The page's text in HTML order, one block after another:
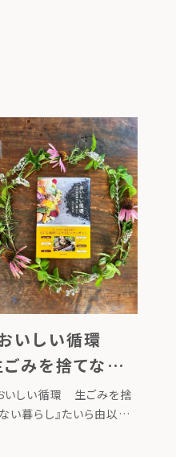
[…]
おいしい循環
ごみを捨てない
し』たいら由以
著／絵 （婦人
いしい循環 生ごみを捨
い暮らし』たいら由以子